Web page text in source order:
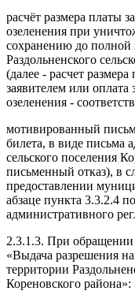
расчёт размера платы
озеленения при
сохранению до полной
Раздольненского
(далее - расчет
заявителем или
озеленения -
мотивированный
билета, в виде письма
сельского поселения
письменный отказ), в
предоставлении
абзаце пункта 3.3.2.4
административного
2.3.1.3. При обращении
«Выдача разрешения
территории
Кореновского района»: